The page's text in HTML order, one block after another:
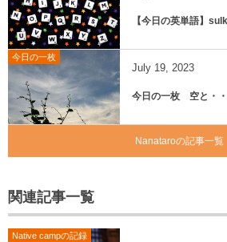
【今日の英単語】
今日の一枚
July 19, 2023
今日の一枚 空と・
Nanataroの記事一覧
関連記事一覧
Native campの記録